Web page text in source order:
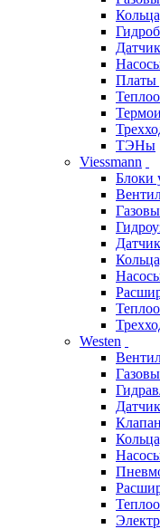
Платы
ТЭНы
Viessmann
Блоки
Westen